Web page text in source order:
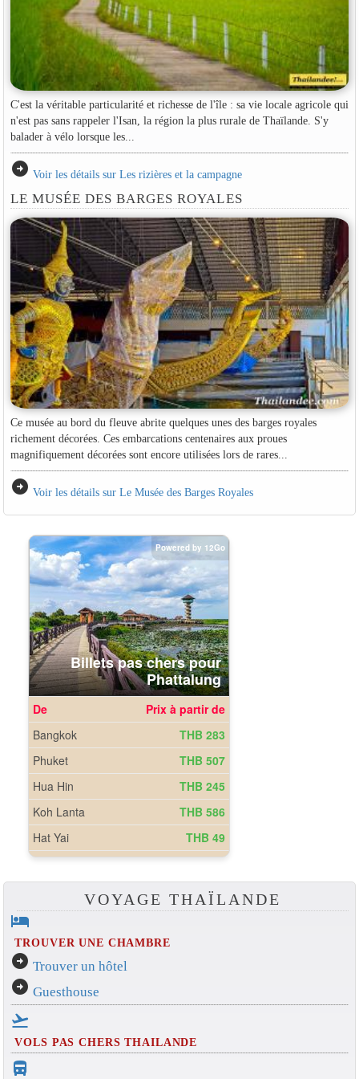
C'est la véritable particularité et richesse de l'île : sa vie locale agricole qui
n'est pas sans rappeler l'Isan, la région la plus rurale de Thaïlande. S'y
balader à vélo lorsque les...
arrow_circle_right Voir les détails sur Les rizières et la campagne
LE MUSÉE DES BARGES ROYALES
Ce musée au bord du fleuve abrite quelques unes des barges royales
richement décorées. Ces embarcations centenaires aux proues
magnifiquement décorées sont encore utilisées lors de rares...
arrow_circle_right Voir les détails sur Le Musée des Barges Royales
VOYAGE THAÏLANDE
hotel
TROUVER UNE CHAMBRE
arrow_circle_right Trouver un hôtel
arrow_circle_right Guesthouse
flight_takeoff
VOLS PAS CHERS THAILANDE
directions_bus_filled